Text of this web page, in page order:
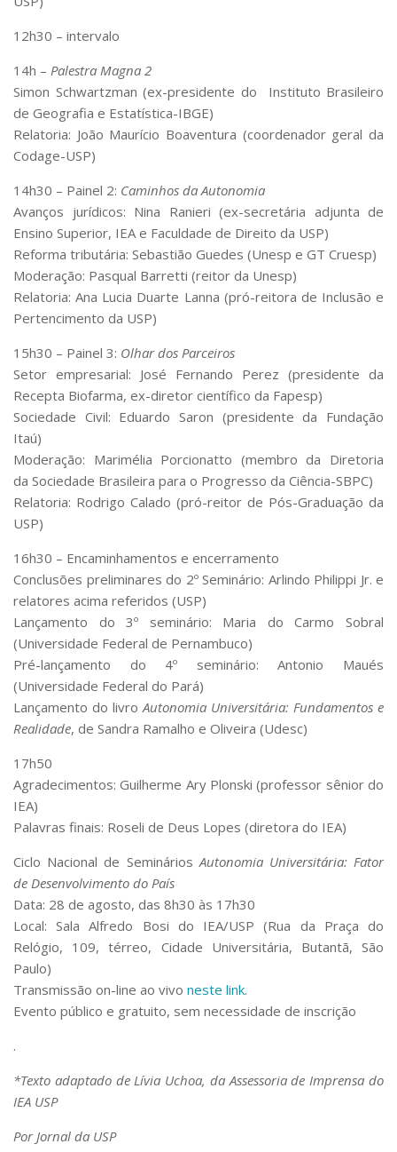
12h30 – intervalo
14h – Palestra Magna 2
Simon Schwartzman (ex-presidente do Instituto Brasileiro
de Geografia e Estatística-IBGE)
Relatoria: João Maurício Boaventura (coordenador geral da
Codage-USP)
14h30 – Painel 2: Caminhos da Autonomia
Avanços jurídicos: Nina Ranieri (ex-secretária adjunta de
Ensino Superior, IEA e Faculdade de Direito da USP)
Reforma tributária: Sebastião Guedes (Unesp e GT Cruesp)
Moderação: Pasqual Barretti (reitor da Unesp)
Relatoria: Ana Lucia Duarte Lanna (pró-reitora de Inclusão e
Pertencimento da USP)
15h30 – Painel 3: Olhar dos Parceiros
Setor empresarial: José Fernando Perez (presidente da
Recepta Biofarma, ex-diretor científico da Fapesp)
Sociedade Civil: Eduardo Saron (presidente da Fundação
Itaú)
Moderação: Marimélia Porcionatto (membro da Diretoria
da Sociedade Brasileira para o Progresso da Ciência-SBPC)
Relatoria: Rodrigo Calado (pró-reitor de Pós-Graduação da
USP)
16h30 – Encaminhamentos e encerramento
Conclusões preliminares do 2º Seminário: Arlindo Philippi Jr. e
relatores acima referidos (USP)
Lançamento do 3º seminário: Maria do Carmo Sobral
(Universidade Federal de Pernambuco)
Pré-lançamento do 4º seminário: Antonio Maués
(Universidade Federal do Pará)
Lançamento do livroAutonomia Universitária: Fundamentos e
Realidade, de Sandra Ramalho e Oliveira (Udesc)
17h50
Agradecimentos: Guilherme Ary Plonski (professor sênior do
IEA)
Palavras finais: Roseli de Deus Lopes (diretora do IEA)
Ciclo Nacional de SemináriosAutonomia Universitária: Fator
de Desenvolvimento do País
Data: 28 de agosto, das 8h30 às 17h30
Local: Sala Alfredo Bosi do IEA/USP (Rua da Praça do
Relógio, 109, térreo, Cidade Universitária, Butantã, São
Paulo)
Transmissão on-line ao vivo neste link.
Evento público e gratuito, sem necessidade de inscrição
.
*Texto adaptado de Lívia Uchoa, da Assessoria de Imprensa do
IEA USP
Por Jornal da USP